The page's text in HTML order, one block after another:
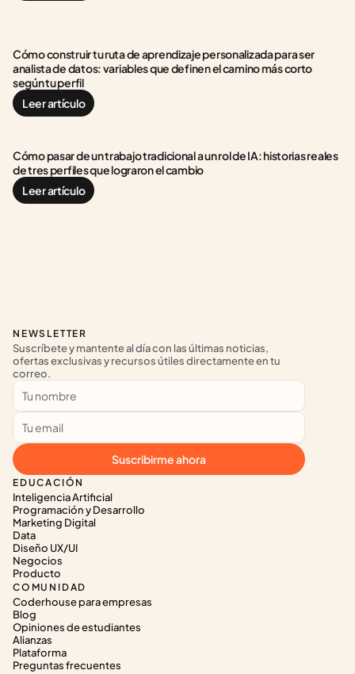
Cómo construir tu ruta de aprendizaje personalizada para ser
analista de datos: variables que definen el camino más corto
según tu perfil
Leer artículo
Cómo pasar de un trabajo tradicional a un rol de IA: historias reales
de tres perfiles que lograron el cambio
Leer artículo
EDUCACIÓN
Inteligencia Artificial
Programación y Desarrollo
Marketing Digital
Data
Diseño UX/UI
Negocios
Producto
COMUNIDAD
Coderhouse para empresas
Blog
Opiniones de estudiantes
Alianzas
Plataforma
Preguntas frecuentes
NEWSLETTER
Suscríbete y mantente al día con las últimas noticias,
ofertas exclusivas y recursos útiles directamente en tu
correo.
Suscribirme ahora